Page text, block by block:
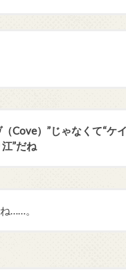
Cove）”じゃなくて“ケ
”だね
……。